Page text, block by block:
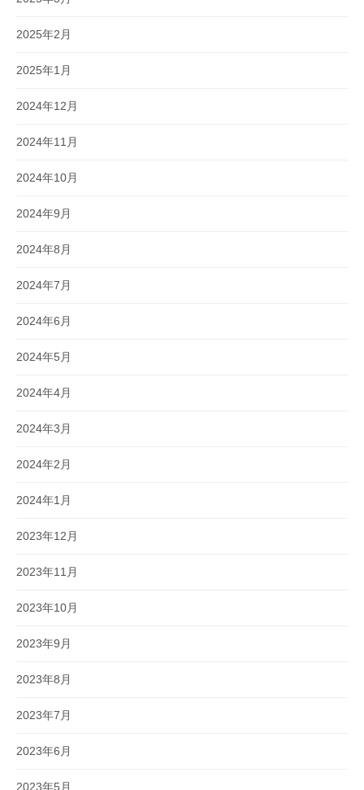
2025年2月
2025年1月
2024年12月
2024年11月
2024年10月
2024年9月
2024年8月
2024年7月
2024年6月
2024年5月
2024年4月
2024年3月
2024年2月
2024年1月
2023年12月
2023年11月
2023年10月
2023年9月
2023年8月
2023年7月
2023年6月
2023年5月